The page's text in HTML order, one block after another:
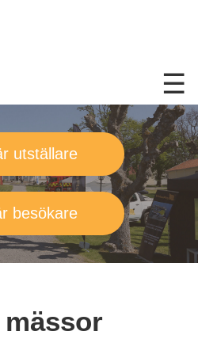
☰
utställare
besökare
mässor